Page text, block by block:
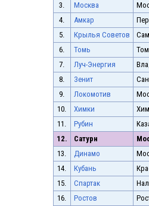
3.
Москва
4.
Амкар
5.
Крылья Советов
6.
Томь
7.
Луч-Энергия
8.
Зенит
9.
Локомотив
10.
Химки
11.
Рубин
12.
Сатурн
13.
Динамо
14.
Кубань
15.
Спартак
16.
Ростов